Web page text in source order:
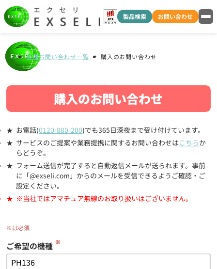
製品検索 お問い合わせ
各種お問い合わせ一覧 購入のお問い合わせ
購入のお問い合わせ
お電話(0120-880-200)でも365日深夜まで受け付けています。
サービスのご提案や業務提携に関するお問い合わせはこちらか
らどうぞ。
フォーム送信が完了すると自動返信メールが送られます。事前
に「@exseli.com」からのメールを受信できるようご確認・ご
設定ください。
※当社ではアマチュア無線のお取り扱いはございません。
※は必須
ご希望の機種 ※